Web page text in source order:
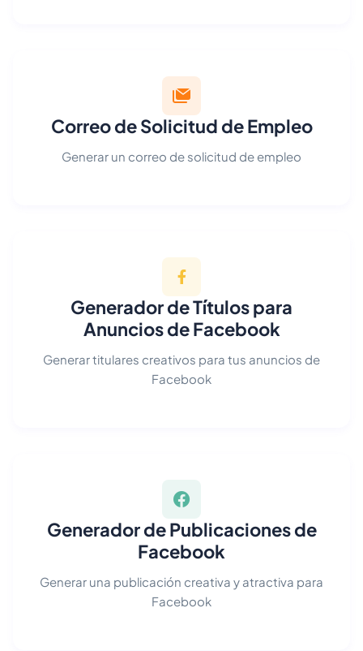
Correo de Solicitud de Empleo
Generar un correo de solicitud de empleo
Generador de Títulos para
Anuncios de Facebook
Generar titulares creativos para tus anuncios de
Facebook
Generador de Publicaciones de
Facebook
Generar una publicación creativa y atractiva para
Facebook